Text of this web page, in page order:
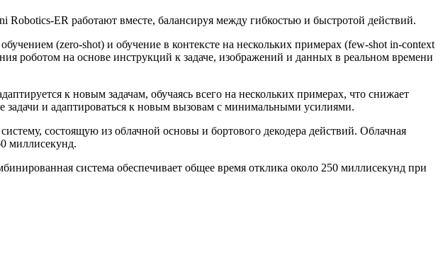
ER работают вместе, балансируя между гибкостью и быстротой действий.
(zero-shot) и обучение в контексте на нескольких примерах (few-shot in-context
роботом на основе инструкций к задаче, изображений и данных в реальном времени
к новым задачам, обучаясь всего на нескольких примерах, что снижает
и адаптироваться к новым вызовам с минимальными усилиями.
состоящую из облачной основы и бортового декодера действий. Облачная
миллисекунд.
система обеспечивает общее время отклика около 250 миллисекунд при